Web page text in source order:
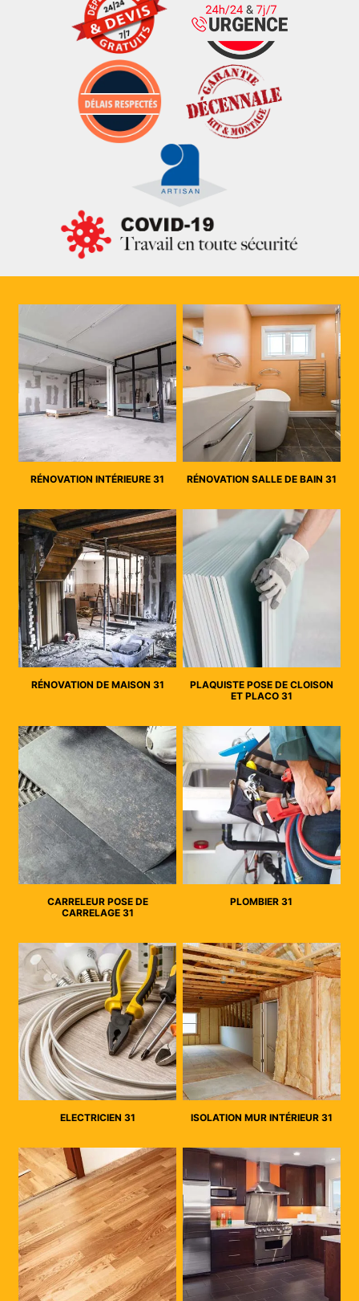
RÉNOVATION INTÉRIEURE 31 RÉNOVATION SALLE DE BAIN 31
RÉNOVATION DE MAISON 31
PLAQUISTE POSE DE CLOISON
ET PLACO 31
CARRELEUR POSE DE
CARRELAGE 31
PLOMBIER 31
ELECTRICIEN 31 ISOLATION MUR INTÉRIEUR 31